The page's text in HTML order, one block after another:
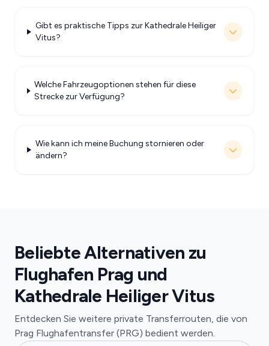
Gibt es praktische Tipps zur Kathedrale Heiliger
Vitus?
Welche Fahrzeugoptionen stehen für diese
Strecke zur Verfügung?
Wie kann ich meine Buchung stornieren oder
ändern?
Beliebte Alternativen zu
Flughafen Prag und
Kathedrale Heiliger Vitus
Entdecken Sie weitere private Transferrouten, die von
Prag Flughafentransfer (PRG) bedient werden.